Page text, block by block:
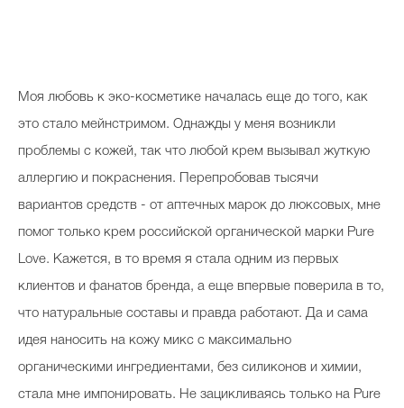
Моя любовь к эко-косметике началась еще до того, как
это стало мейнстримом. Однажды у меня возникли
проблемы с кожей, так что любой крем вызывал жуткую
аллергию и покраснения. Перепробовав тысячи
вариантов средств - от аптечных марок до люксовых, мне
помог только крем российской органической марки Pure
Love. Кажется, в то время я стала одним из первых
клиентов и фанатов бренда, а еще впервые поверила в то,
что натуральные составы и правда работают. Да и сама
идея наносить на кожу микс с максимально
органическими ингредиентами, без силиконов и химии,
стала мне импонировать. Не зацикливаясь только на Pure